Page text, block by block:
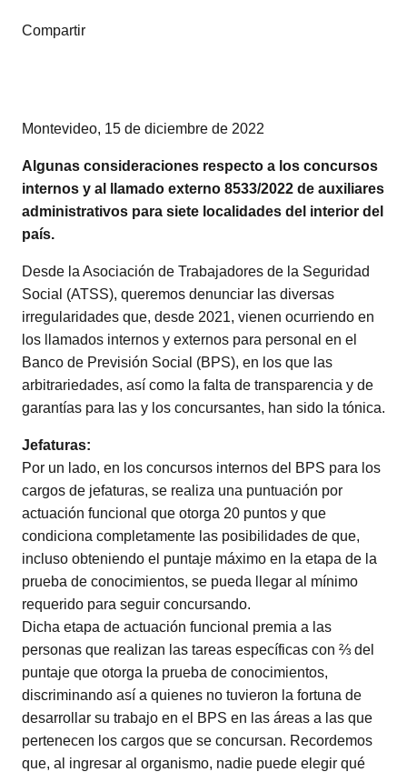
Compartir
Montevideo, 15 de diciembre de 2022
Algunas consideraciones respecto a los concursos
internos y al llamado externo 8533/2022 de auxiliares
administrativos para siete localidades del interior del
país.
Desde la Asociación de Trabajadores de la Seguridad
Social (ATSS), queremos denunciar las diversas
irregularidades que, desde 2021, vienen ocurriendo en
los llamados internos y externos para personal en el
Banco de Previsión Social (BPS), en los que las
arbitrariedades, así como la falta de transparencia y de
garantías para las y los concursantes, han sido la tónica.
Jefaturas:
Por un lado, en los concursos internos del BPS para los
cargos de jefaturas, se realiza una puntuación por
actuación funcional que otorga 20 puntos y que
condiciona completamente las posibilidades de que,
incluso obteniendo el puntaje máximo en la etapa de la
prueba de conocimientos, se pueda llegar al mínimo
requerido para seguir concursando.
Dicha etapa de actuación funcional premia a las
personas que realizan las tareas específicas con ⅔ del
puntaje que otorga la prueba de conocimientos,
discriminando así a quienes no tuvieron la fortuna de
desarrollar su trabajo en el BPS en las áreas a las que
pertenecen los cargos que se concursan. Recordemos
que, al ingresar al organismo, nadie puede elegir qué